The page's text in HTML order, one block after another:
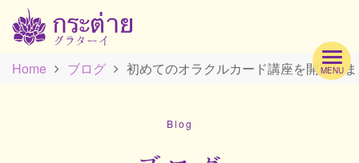
MENU
Home ブログ 初めてのオラクルカード講座を開講し
Blog